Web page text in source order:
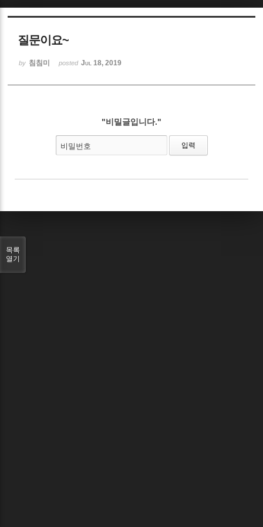
질문이요~
by 침침미 posted Jul 18, 2019
"비밀글입니다."
비밀번호
목록
열기
Sketchbook5, 스케치북5
Sketchbook5, 스케치북5